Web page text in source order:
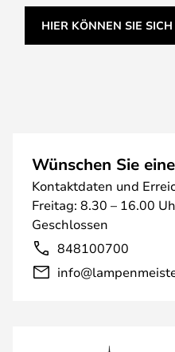
HIER KÖNNEN SIE
Wünschen Sie
Kontaktdaten und
Freitag: 8.30 – 16.00
Geschlossen
848100700